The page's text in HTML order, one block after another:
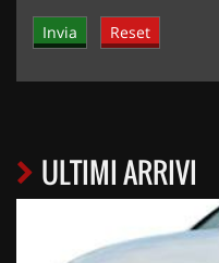
ULTIMI ARRIVI